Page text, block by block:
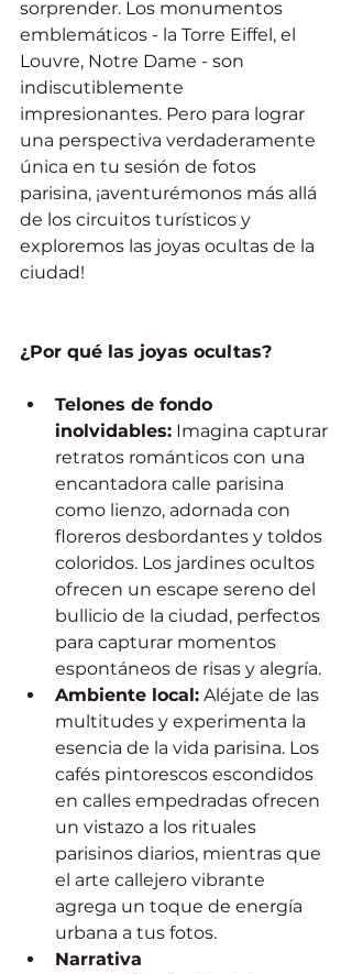
sorprender. Los monumentos
emblemáticos - la Torre Eiffel, el
Louvre, Notre Dame - son
indiscutiblemente
impresionantes. Pero para lograr
una perspectiva verdaderamente
única en tu sesión de fotos
parisina, ¡aventurémonos más allá
de los circuitos turísticos y
exploremos las joyas ocultas de la
ciudad!
¿Por qué las joyas ocultas?
Telones de fondo
inolvidables: Imagina capturar
retratos románticos con una
encantadora calle parisina
como lienzo, adornada con
floreros desbordantes y toldos
coloridos. Los jardines ocultos
ofrecen un escape sereno del
bullicio de la ciudad, perfectos
para capturar momentos
espontáneos de risas y alegría.
Ambiente local: Aléjate de las
multitudes y experimenta la
esencia de la vida parisina. Los
cafés pintorescos escondidos
en calles empedradas ofrecen
un vistazo a los rituales
parisinos diarios, mientras que
el arte callejero vibrante
agrega un toque de energía
urbana a tus fotos.
Narrativa